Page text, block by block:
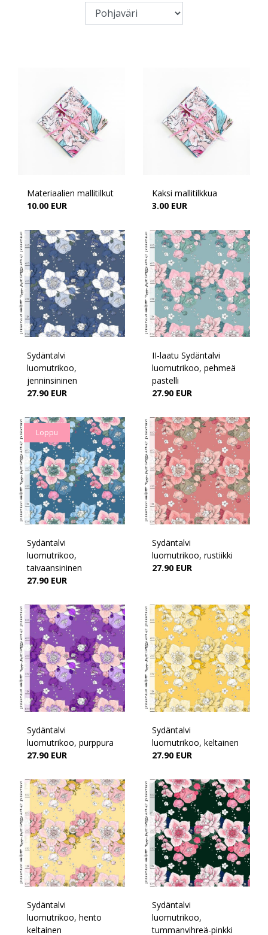
Materiaalien mallitilkut
10.00 EUR
Kaksi mallitilkkua
3.00 EUR
Sydäntalvi
luomutrikoo,
jenninsininen
27.90 EUR
II-laatu Sydäntalvi
luomutrikoo, pehmeä
pastelli
27.90 EUR
Loppu
Sydäntalvi
luomutrikoo,
taivaansininen
27.90 EUR
Sydäntalvi
luomutrikoo, rustiikki
27.90 EUR
Sydäntalvi
luomutrikoo, purppura
27.90 EUR
Sydäntalvi
luomutrikoo, keltainen
27.90 EUR
Sydäntalvi
luomutrikoo, hento
keltainen
Sydäntalvi
luomutrikoo,
tummanvihreä-pinkki